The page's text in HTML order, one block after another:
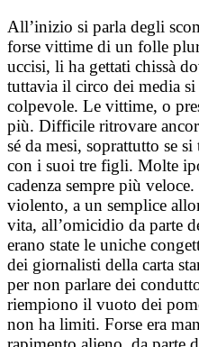
All’inizio si parla degli
forse vittime di un folle
uccisi, li ha gettati chissà
tuttavia il circo dei media
colpevole. Le vittime, o
più. Difficile ritrovare
sé da mesi, soprattutto se
con i suoi tre figli. Molte
cadenza sempre più
violento, a un semplice
vita, all’omicidio da parte
erano state le uniche
dei giornalisti della carta
per non parlare dei
riempiono il vuoto dei
non ha limiti. Forse era